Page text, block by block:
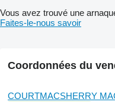
Vous avez trouvé une
Faites-le-nous savoir
Coordonnées du
COURTMACSHERRY